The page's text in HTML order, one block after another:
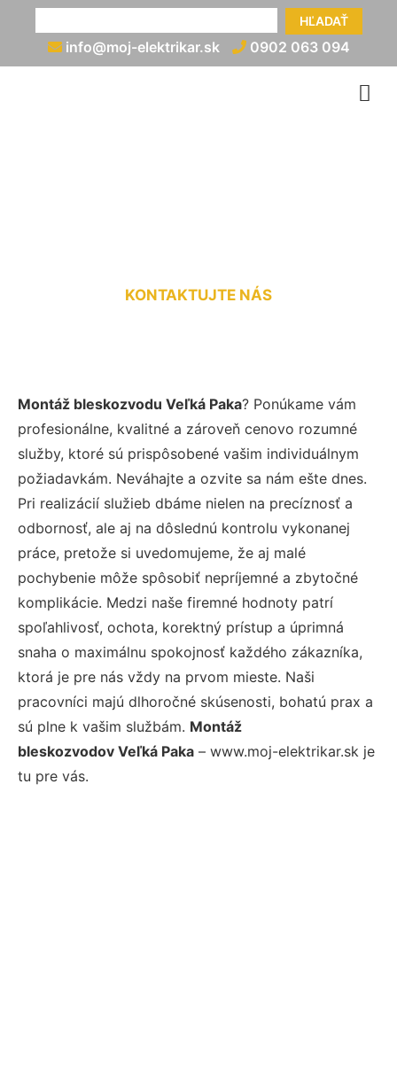
HĽADAŤ
info@moj-elektrikar.sk 0902 063 094
KONTAKTUJTE NÁS
Montáž bleskozvodu Veľká Paka? Ponúkame vám
profesionálne, kvalitné a zároveň cenovo rozumné
služby, ktoré sú prispôsobené vašim individuálnym
požiadavkám. Neváhajte a ozvite sa nám ešte dnes.
Pri realizácií služieb dbáme nielen na precíznosť a
odbornosť, ale aj na dôslednú kontrolu vykonanej
práce, pretože si uvedomujeme, že aj malé
pochybenie môže spôsobiť nepríjemné a zbytočné
komplikácie. Medzi naše firemné hodnoty patrí
spoľahlivosť, ochota, korektný prístup a úprimná
snaha o maximálnu spokojnosť každého zákazníka,
ktorá je pre nás vždy na prvom mieste. Naši
pracovníci majú dlhoročné skúsenosti, bohatú prax a
sú plne k vašim službám. Montáž
bleskozvodov Veľká Paka – www.moj-elektrikar.sk je
tu pre vás.